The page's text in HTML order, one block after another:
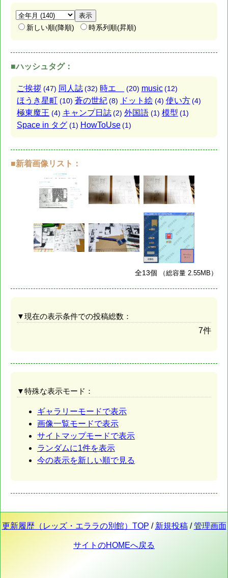
新しい順(降順) 時系列順(昇順)
■ハッシュタグ：
ご挨拶 (47) 同人誌 (32) 時エ (20) music (12)
ほうき星町 (10) 蒼の世紀 (8) ドット絵 (4) 使い方 (4)
極東魔王 (4) キャンプ日誌 (2) 外国語 (1) 模型 (1)
Space in タグ (1) HowToUse (1)
■新着画像リスト：
全13個 （総容量 2.55MB）
▼現在の表示条件での投稿総数：
7件
▼特殊な表示モード：
ギャラリーモードで表示
画像一覧モードで表示
サイトマップモードで表示
ランダムに1件を表示
今の表示を新しい順で見る
更新履歴（レッズ・エララの別館）TOP / 新規投稿/管理画面
サイトのHOMEへ戻る